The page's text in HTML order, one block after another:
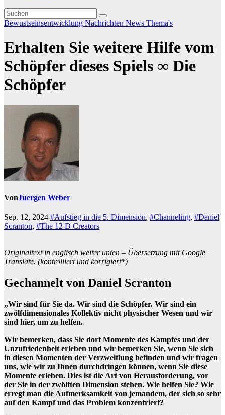
Bewustseinsentwicklung Nachrichten News Thema's
Erhalten Sie weitere Hilfe vom
Schöpfer dieses Spiels ∞ Die
Schöpfer
VonJuergen Weber
Sep. 12, 2024 #Aufstieg in die 5. Dimension, #Channeling, #Daniel
Scranton, #The 12 D Creators
Originaltext in englisch weiter unten – Übersetzung mit Google
Translate. (kontrolliert und korrigiert*)
Gechannelt von Daniel Scranton
„Wir sind für Sie da. Wir sind die Schöpfer. Wir sind ein
zwölfdimensionales Kollektiv nicht physischer Wesen und wir
sind hier, um zu helfen.
Wir bemerken, dass Sie dort Momente des Kampfes und der
Unzufriedenheit erleben und wir bemerken Sie, wenn Sie sich
in diesen Momenten der Verzweiflung befinden und wir fragen
uns, wie wir zu Ihnen durchdringen können, wenn Sie diese
Momente erleben. Dies ist die Art von Herausforderung, vor
der Sie in der zwölften Dimension stehen. Wie helfen Sie? Wie
erregt man die Aufmerksamkeit von jemandem, der sich so sehr
auf den Kampf und das Problem konzentriert?